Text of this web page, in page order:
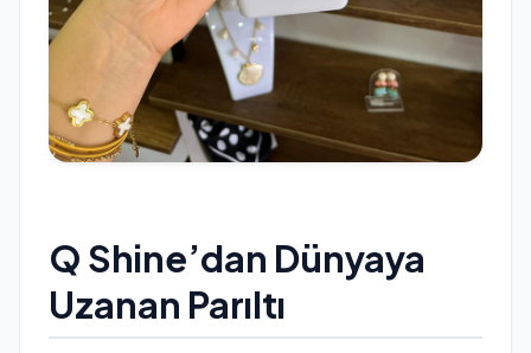
Q Shine’dan Dünyaya
Uzanan Parıltı